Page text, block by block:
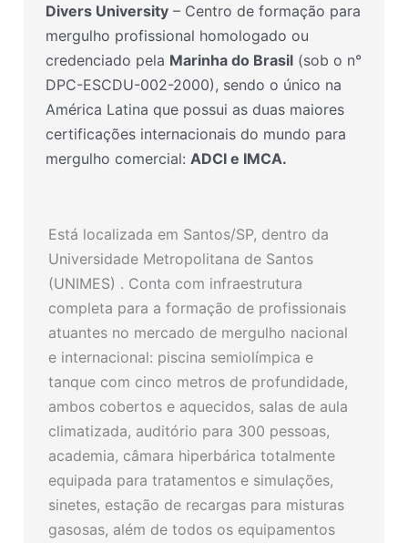
Divers University – Centro de formação para
mergulho profissional homologado ou
credenciado pela Marinha do Brasil (sob o n°
DPC-ESCDU-002-2000), sendo o único na
América Latina que possui as duas maiores
certificações internacionais do mundo para
mergulho comercial: ADCI e IMCA.
Está localizada em Santos/SP, dentro da
Universidade Metropolitana de Santos
(UNIMES) . Conta com infraestrutura
completa para a formação de profissionais
atuantes no mercado de mergulho nacional
e internacional: piscina semiolímpica e
tanque com cinco metros de profundidade,
ambos cobertos e aquecidos, salas de aula
climatizada, auditório para 300 pessoas,
academia, câmara hiperbárica totalmente
equipada para tratamentos e simulações,
sinetes, estação de recargas para misturas
gasosas, além de todos os equipamentos